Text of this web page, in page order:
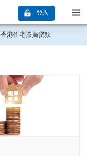
登入
香港住宅按揭贷款